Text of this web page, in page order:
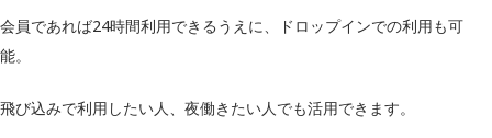
会員であれば24時間利用できるうえに、ドロップインでの利用も可
能。
飛び込みで利用したい人、夜働きたい人でも活用できます。